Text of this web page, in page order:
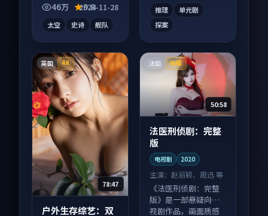
46万
9.8
2024-11-28
太空 史诗 舰队
推理
单元剧
探案
英国 4K
78:47
户外生存综艺：双
法国 独播
50:58
法医刑侦剧：完整
版
电视剧 2020
主演：赵丽颖、周迅 等
《法医刑侦剧：完整
版》是一部悬疑向电
视剧作品，画面质感